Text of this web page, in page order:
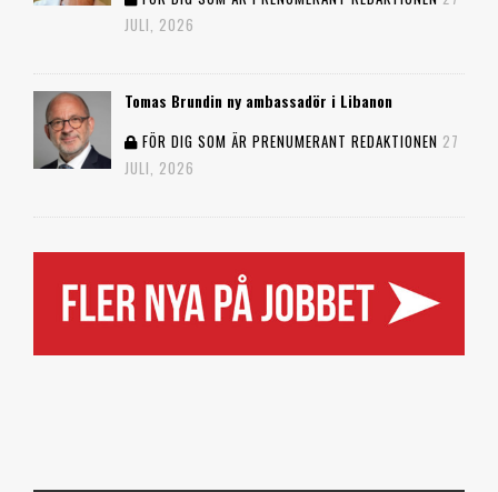
JULI, 2026
Tomas Brundin ny ambassadör i Libanon
FÖR DIG SOM ÄR PRENUMERANT REDAKTIONEN 27
JULI, 2026